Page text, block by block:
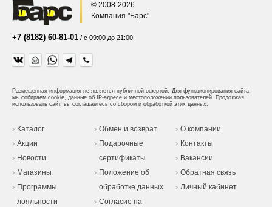
© 2008-2026
Компания "Барс"
+7 (8182) 60-81-01 / с 09:00 до 21:00
Размещенная информация не является публичной офертой. Для функционирования сайта
мы собираем cookie, данные об IP-адресе и местоположении пользователей. Продолжая
использовать сайт, вы соглашаетесь со сбором и обработкой этих данных.
Каталог
Акции
Новости
Магазины
Программы
лояльности
Обмен и возврат
Подарочные
сертификаты
Положение об
обработке данных
Согласие на
О компании
Контакты
Вакансии
Обратная связь
Личный кабинет